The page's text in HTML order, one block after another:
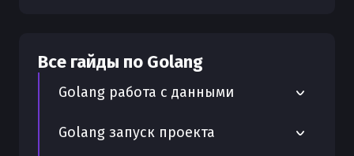
Все гайды по Golang
Golang работа с данными
Работа с YAML в Golang
Golang запуск проекта